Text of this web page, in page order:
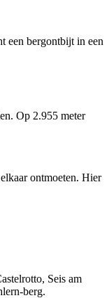
een bergontbijt in een
Op 2.955 meter
ontmoeten. Hier
Seis am
berg.